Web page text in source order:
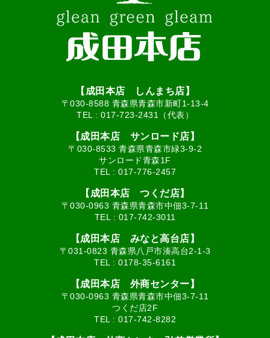
【成田本店 しんまち店】
〒030-8588 青森県青森市新町1-13-4
TEL : 017-723-2431（代表）
【成田本店 サンロード店】
〒030-8533 青森県青森市緑3-9-2
サンロード青森1F
TEL : 017-776-2457
【成田本店 つくだ店】
〒030-0963 青森県青森市中佃3-7-11
TEL : 017-742-3011
【成田本店 みなと高台店】
〒031-0823 青森県八戸市湊高台2-1-3
TEL : 0178-35-6161
【成田本店 外商センター】
〒030-0963 青森県青森市中佃3-7-11
つくだ店2F
TEL : 017-742-8282